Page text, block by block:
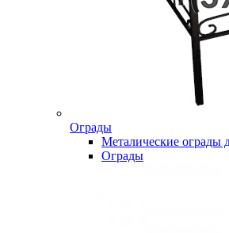
Ограды
Металические ограды
Ограды